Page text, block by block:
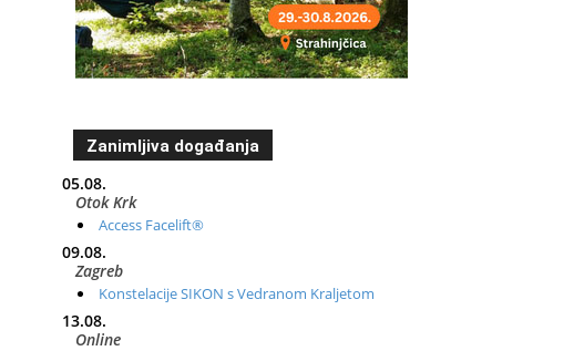
Zanimljiva događanja
05.08.
Otok Krk
Access Facelift®
09.08.
Zagreb
Konstelacije SIKON s Vedranom Kraljetom
13.08.
Online